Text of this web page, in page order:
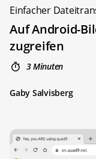
Einfacher
Auf Android-
zugreifen
3 Minuten
Gaby Salvisberg